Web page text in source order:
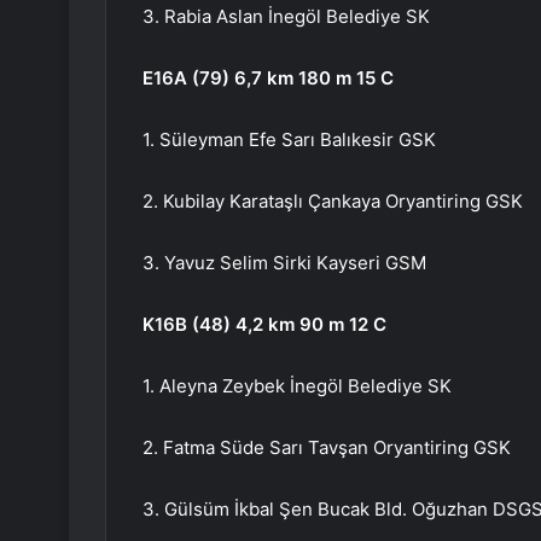
3. Rabia Aslan İnegöl Belediye SK
E16A (79) 6,7 km 180 m 15 C
1. Süleyman Efe Sarı Balıkesir GSK
2. Kubilay Karataşlı Çankaya Oryantiring GSK
3. Yavuz Selim Sirki Kayseri GSM
K16B (48) 4,2 km 90 m 12 C
1. Aleyna Zeybek İnegöl Belediye SK
2. Fatma Süde Sarı Tavşan Oryantiring GSK
3. Gülsüm İkbal Şen Bucak Bld. Oğuzhan